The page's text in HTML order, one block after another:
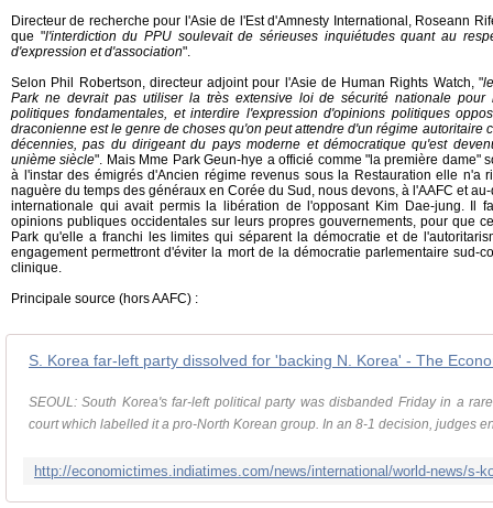
Directeur de recherche pour l'Asie de l'Est d'Amnesty International, Roseann
que "l'interdiction du PPU soulevait de sérieuses inquiétudes quant au
d'expression et d'association".
Selon Phil Robertson, directeur adjoint pour l'Asie de Human Rights Watch, "
Park ne devrait pas utiliser la très extensive loi de sécurité nationale
politiques fondamentales, et interdire l'expression d'opinions politiques
draconienne est le genre de choses qu'on peut attendre d'un régime autoritaire
décennies, pas du dirigeant du pays moderne et démocratique qu'est
unième siècle". Mais Mme Park Geun-hye a officié comme "la première dame"
à l'instar des émigrés d'Ancien régime revenus sous la Restauration elle n'a
naguère du temps des généraux en Corée du Sud, nous devons, à l'AAFC et
internationale qui avait permis la libération de l'opposant Kim Dae-jung. Il
opinions publiques occidentales sur leurs propres gouvernements, pour que
Park qu'elle a franchi les limites qui séparent la démocratie et de
engagement permettront d'éviter la mort de la démocratie parlementaire sud-
clinique.
Principale source (hors AAFC) :
S. Korea far-left party dissolved for 'backing N. Korea' - The
SEOUL: South Korea's far-left political party was disbanded Friday in a
court which labelled it a pro-North Korean group. In an 8-1 decision, judges